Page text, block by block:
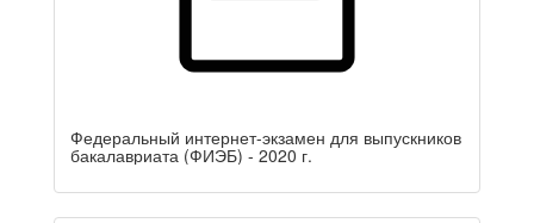
Федеральный интернет-экзамен для выпускников
бакалавриата (ФИЭБ) - 2020 г.